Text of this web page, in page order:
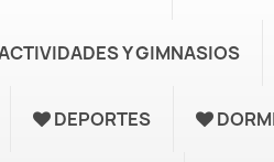
Y GIMNASIOS
DEPORTES